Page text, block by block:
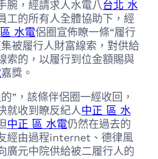
腕，經請求人水電八台北 水
工的所有人全體協助下，經
水電侶圈宣佈瞭一條“履行
被履行人財富線索，對供給
索的，以履行到位金額賜與
嘉獎。
”，該條伴侶圈一經收回，
就收到瞭反紀人中正 區 水
中正 區 水電仍然在過去的
經由過程internet、德律風
廣元中院供給被二履行人的